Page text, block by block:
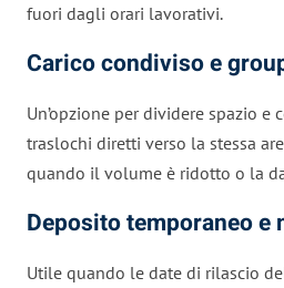
fuori dagli orari lavorativi.
Carico condiviso e
Un’opzione per dividere spazio e
traslochi diretti verso la stessa
quando il volume è ridotto o la
Deposito temporaneo e
Utile quando le date di rilascio